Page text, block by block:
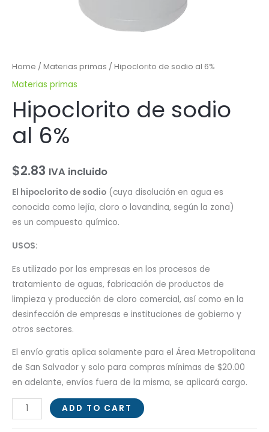
Home / Materias primas / Hipoclorito de sodio al 6%
Materias primas
Hipoclorito de sodio
al 6%
$2.83 IVA incluido
El hipoclorito de sodio (cuya disolución en agua es
conocida como lejía, cloro o lavandina, según la zona)
es un compuesto químico.
USOS:
Es utilizado por las empresas en los procesos de
tratamiento de aguas, fabricación de productos de
limpieza y producción de cloro comercial, así como en la
desinfección de empresas e instituciones de gobierno y
otros sectores.
El envío gratis aplica solamente para el Área Metropolitana
de San Salvador y solo para compras mínimas de $20.00
en adelante, envíos fuera de la misma, se aplicará cargo.
ADD TO CART